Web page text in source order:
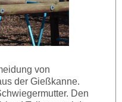
von
der Gießkanne.
Den